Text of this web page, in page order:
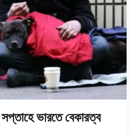
ভারতে বেকারত্ব